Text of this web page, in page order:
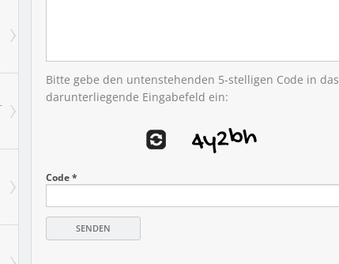
Bitte gebe den untenstehenden 5-stelligen Code in das
darunterliegende Eingabefeld ein:
Code *